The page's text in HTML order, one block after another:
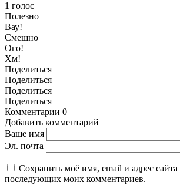
1 голос
Полезно
Вау!
Смешно
Ого!
Хм!
Поделиться
Поделиться
Поделиться
Поделиться
Комментарии 0
Добавить комментарий
Ваше имя
Эл. почта
Сохранить моё имя, email и адрес сайта
последующих моих комментариев.